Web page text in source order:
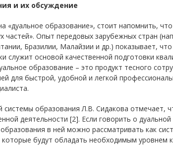
и их обсуждение
«дуальное образование», стоит напомнить,
частей». Опыт передовых зарубежных стран
Бразилии, Малайзии и др.) показывает,
служит основой качественной подготовки
образование – это продукт тесного
для быстрой, удобной и легкой
системы образования Л.В. Сидакова отмечает,
деятельности [2]. Если говорить о
в ней можно рассматривать как
которые будут обладать необходимым уровнем